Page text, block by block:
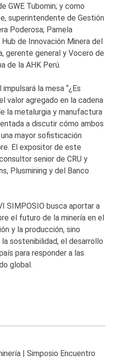
GWE Tubomin; y como
superintendente de Gestión
Poderosa; Pamela
de Innovación Minera del
gerente general y Vocero de
de la AHK Perú.
la mesa “¿Es
valor agregado en la cadena
la metalurgia y manufactura
a discutir cómo ambos
mayor sofisticación
El expositor de este
senior de CRU y
Plusmining y del Banco
SIMPOSIO busca aportar a
el futuro de la minería en el
y la producción, sino
sostenibilidad, el desarrollo
para responder a las
global.
| Simposio Encuentro